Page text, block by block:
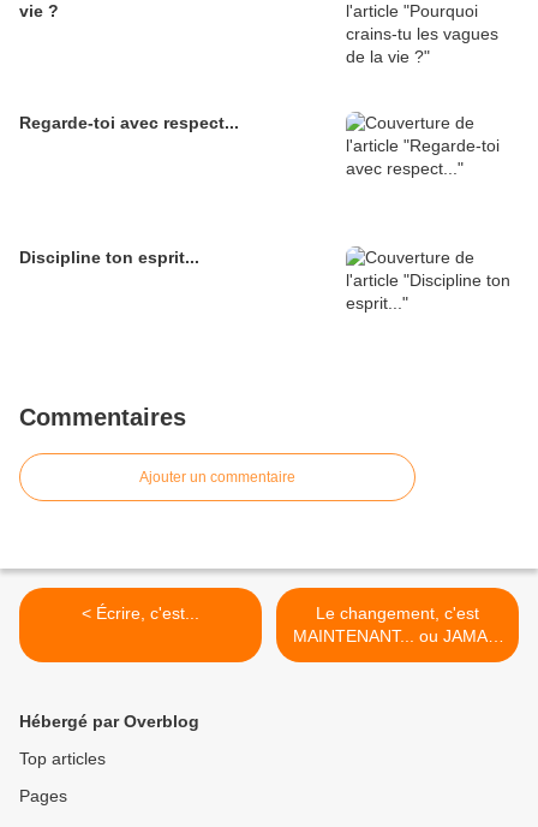
vie ?
Regarde-toi avec respect...
Discipline ton esprit...
Commentaires
Ajouter un commentaire
< Écrire, c'est...
Le changement, c'est
MAINTENANT... ou JAMAIS
! >
Hébergé par Overblog
Top articles
Pages